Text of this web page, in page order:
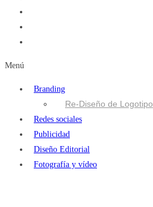
Menú
Branding
Re-Diseño de Logotipo
Redes sociales
Publicidad
Diseño Editorial
Fotografía y vídeo